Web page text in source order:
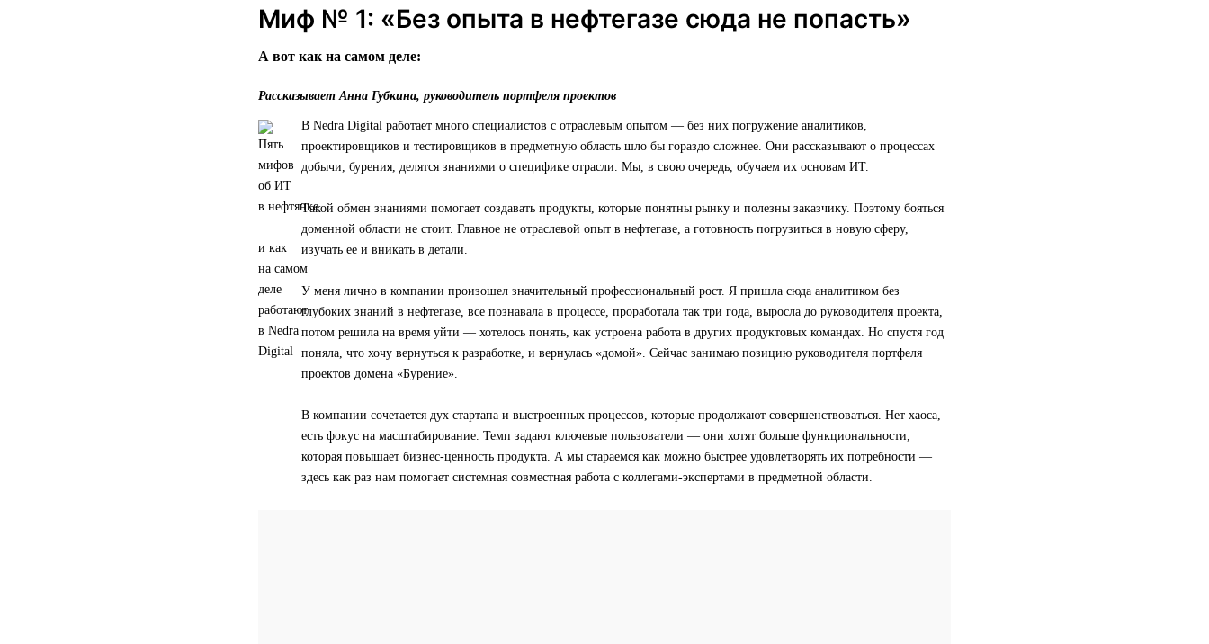
Миф № 1: «Без опыта в нефтегазе сюда не попасть»
А вот как на самом деле:
Рассказывает Анна Губкина, руководитель портфеля проектов
В Nedra Digital работает много специалистов с отраслевым опытом — без них погружение аналитиков,
проектировщиков и тестировщиков в предметную область шло бы гораздо сложнее. Они рассказывают о процессах
добычи, бурения, делятся знаниями о специфике отрасли. Мы, в свою очередь, обучаем их основам ИТ.
Такой обмен знаниями помогает создавать продукты, которые понятны рынку и полезны заказчику. Поэтому бояться
доменной области не стоит. Главное не отраслевой опыт в нефтегазе, а готовность погрузиться в новую сферу,
изучать ее и вникать в детали.
У меня лично в компании произошел значительный профессиональный рост. Я пришла сюда аналитиком без
глубоких знаний в нефтегазе, все познавала в процессе, проработала так три года, выросла до руководителя проекта,
потом решила на время уйти — хотелось понять, как устроена работа в других продуктовых командах. Но спустя год
поняла, что хочу вернуться к разработке, и вернулась «домой». Сейчас занимаю позицию руководителя портфеля
проектов домена «Бурение».
В компании сочетается дух стартапа и выстроенных процессов, которые продолжают совершенствоваться. Нет хаоса,
есть фокус на масштабирование. Темп задают ключевые пользователи — они хотят больше функциональности,
которая повышает бизнес-ценность продукта. А мы стараемся как можно быстрее удовлетворять их потребности —
здесь как раз нам помогает системная совместная работа с коллегами-экспертами в предметной области.